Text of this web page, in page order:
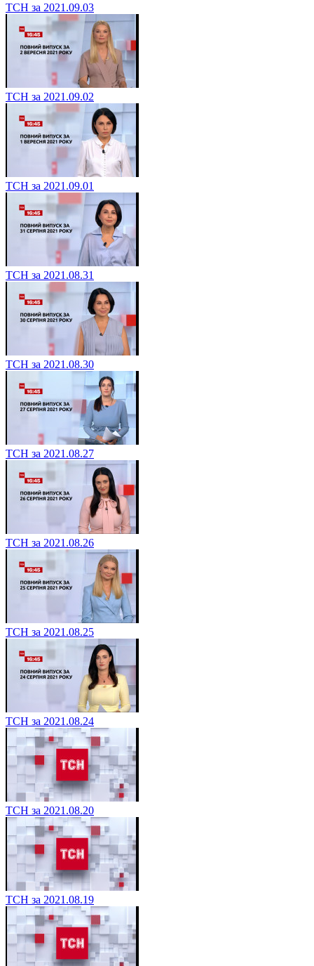
ТСН за 2021.09.03
ТСН за 2021.09.02
ТСН за 2021.09.01
ТСН за 2021.08.31
ТСН за 2021.08.30
ТСН за 2021.08.27
ТСН за 2021.08.26
ТСН за 2021.08.25
ТСН за 2021.08.24
ТСН за 2021.08.20
ТСН за 2021.08.19